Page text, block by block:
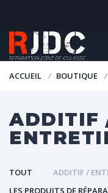
ACCUEIL BOUTIQUE
ADDITIF
TOUT
ADDITIF /
LES PRODUITS DE